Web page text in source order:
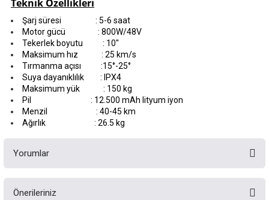
Teknik Özellikleri
Şarj süresi : 5-6 saat
Motor gücü : 800W/48V
Tekerlek boyutu : 10''
Maksimum hız : 25 km/s
Tırmanma açısı :15°-25°
Suya dayanıklılık : IPX4
Maksimum yük : 150 kg
Pil : 12.500 mAh lityum iyon
Menzil : 40-45 km
Ağırlık : 26.5 kg
Yorumlar
Önerileriniz